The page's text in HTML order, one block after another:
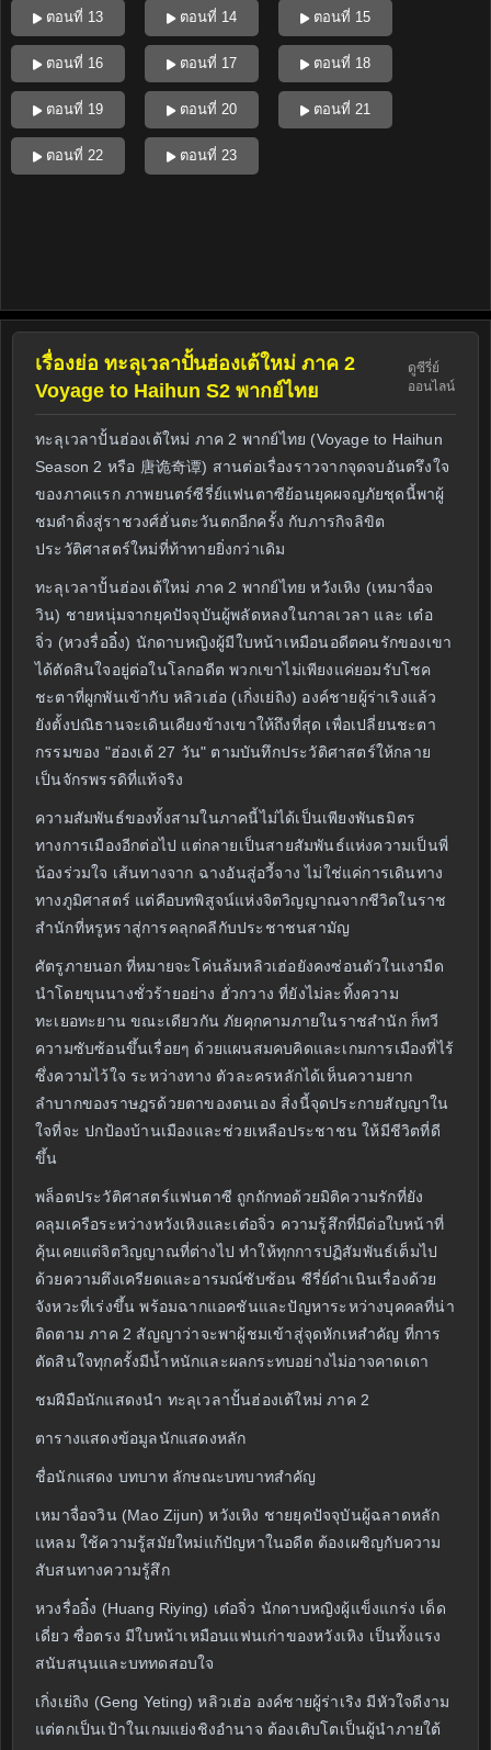
ตอนที่ 13 ตอนที่ 14 ตอนที่ 15
ตอนที่ 16 ตอนที่ 17 ตอนที่ 18
ตอนที่ 19 ตอนที่ 20 ตอนที่ 21
ตอนที่ 22 ตอนที่ 23
เรื่องย่อ ทะลุเวลาปั้นฮ่องเต้ใหม่ ภาค 2
Voyage to Haihun S2 พากย์ไทย
ดูซีรี่ย์
ออนไลน์
ทะลุเวลาปั้นฮ่องเต้ใหม่ ภาค 2 พากย์ไทย (Voyage to Haihun
Season 2 หรือ 唐诡奇谭) สานต่อเรื่องราวจากจุดจบอันตรึงใจ
ของภาคแรก ภาพยนตร์ซีรี่ย์แฟนตาซีย้อนยุคผจญภัยชุดนี้พาผู้
ชมดำดิ่งสู่ราชวงศ์ฮั่นตะวันตกอีกครั้ง กับภารกิจลิขิต
ประวัติศาสตร์ใหม่ที่ท้าทายยิ่งกว่าเดิม
ทะลุเวลาปั้นฮ่องเต้ใหม่ ภาค 2 พากย์ไทย หวังเหิง (เหมาจื่อจ
วิน) ชายหนุ่มจากยุคปัจจุบันผู้พลัดหลงในกาลเวลา และ เต๋อ
จิ่ว (หวงรื่ออิ๋ง) นักดาบหญิงผู้มีใบหน้าเหมือนอดีตคนรักของเขา
ได้ตัดสินใจอยู่ต่อในโลกอดีต พวกเขาไม่เพียงแค่ยอมรับโชค
ชะตาที่ผูกพันเข้ากับ หลิวเฮ่อ (เกิ่งเย่ถิง) องค์ชายผู้ร่าเริงแล้ว
ยังตั้งปณิธานจะเดินเคียงข้างเขาให้ถึงที่สุด เพื่อเปลี่ยนชะตา
กรรมของ "ฮ่องเต้ 27 วัน" ตามบันทึกประวัติศาสตร์ให้กลาย
เป็นจักรพรรดิที่แท้จริง
ความสัมพันธ์ของทั้งสามในภาคนี้ไม่ได้เป็นเพียงพันธมิตร
ทางการเมืองอีกต่อไป แต่กลายเป็นสายสัมพันธ์แห่งความเป็นพี่
น้องร่วมใจ เส้นทางจาก ฉางอันสู่อวี้จาง ไม่ใช่แค่การเดินทาง
ทางภูมิศาสตร์ แต่คือบทพิสูจน์แห่งจิตวิญญาณจากชีวิตในราช
สำนักที่หรูหราสู่การคลุกคลีกับประชาชนสามัญ
ศัตรูภายนอก ที่หมายจะโค่นล้มหลิวเฮ่อยังคงซ่อนตัวในเงามืด
นำโดยขุนนางชั่วร้ายอย่าง ฮั่วกวาง ที่ยังไม่ละทิ้งความ
ทะเยอทะยาน ขณะเดียวกัน ภัยคุกคามภายในราชสำนัก ก็ทวี
ความซับซ้อนขึ้นเรื่อยๆ ด้วยแผนสมคบคิดและเกมการเมืองที่ไร้
ซึ่งความไว้ใจ ระหว่างทาง ตัวละครหลักได้เห็นความยาก
ลำบากของราษฎรด้วยตาของตนเอง สิ่งนี้จุดประกายสัญญาใน
ใจที่จะ ปกป้องบ้านเมืองและช่วยเหลือประชาชน ให้มีชีวิตที่ดี
ขึ้น
พล็อตประวัติศาสตร์แฟนตาซี ถูกถักทอด้วยมิติความรักที่ยัง
คลุมเครือระหว่างหวังเหิงและเต๋อจิ่ว ความรู้สึกที่มีต่อใบหน้าที่
คุ้นเคยแต่จิตวิญญาณที่ต่างไป ทำให้ทุกการปฏิสัมพันธ์เต็มไป
ด้วยความตึงเครียดและอารมณ์ซับซ้อน ซีรี่ย์ดำเนินเรื่องด้วย
จังหวะที่เร่งขึ้น พร้อมฉากแอคชันและปัญหาระหว่างบุคคลที่น่า
ติดตาม ภาค 2 สัญญาว่าจะพาผู้ชมเข้าสู่จุดหักเหสำคัญ ที่การ
ตัดสินใจทุกครั้งมีน้ำหนักและผลกระทบอย่างไม่อาจคาดเดา
ชมฝีมือนักแสดงนำ ทะลุเวลาปั้นฮ่องเต้ใหม่ ภาค 2
ตารางแสดงข้อมูลนักแสดงหลัก
ชื่อนักแสดง บทบาท ลักษณะบทบาทสำคัญ
เหมาจื่อจวิน (Mao Zijun) หวังเหิง ชายยุคปัจจุบันผู้ฉลาดหลัก
แหลม ใช้ความรู้สมัยใหม่แก้ปัญหาในอดีต ต้องเผชิญกับความ
สับสนทางความรู้สึก
หวงรื่ออิ๋ง (Huang Riying) เต๋อจิ่ว นักดาบหญิงผู้แข็งแกร่ง เด็ด
เดี่ยว ซื่อตรง มีใบหน้าเหมือนแฟนเก่าของหวังเหิง เป็นทั้งแรง
สนับสนุนและบททดสอบใจ
เกิ่งเย่ถิง (Geng Yeting) หลิวเฮ่อ องค์ชายผู้ร่าเริง มีหัวใจดีงาม
แต่ตกเป็นเป้าในเกมแย่งชิงอำนาจ ต้องเติบโตเป็นผู้นำภายใต้